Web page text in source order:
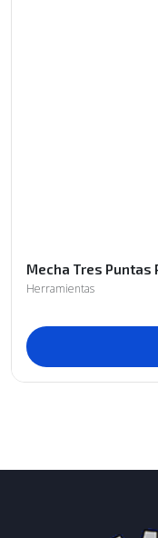
Mecha Tres Puntas
Herramientas